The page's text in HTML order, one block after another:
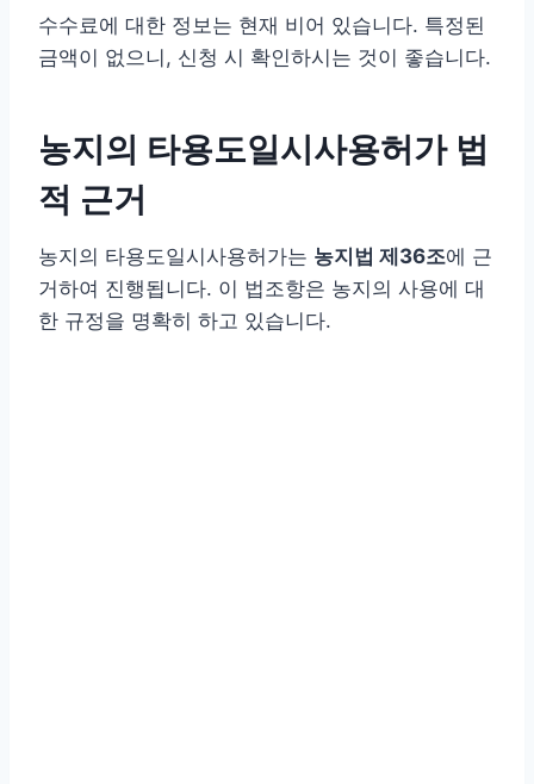
수수료에 대한 정보는 현재 비어 있습니다. 특정된
금액이 없으니, 신청 시 확인하시는 것이 좋습니다.
농지의 타용도일시사용허가 법
적 근거
농지의 타용도일시사용허가는 농지법 제36조에 근
거하여 진행됩니다. 이 법조항은 농지의 사용에 대
한 규정을 명확히 하고 있습니다.